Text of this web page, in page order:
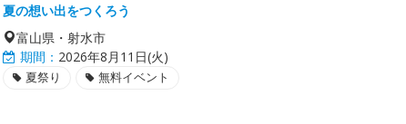
夏の想い出をつくろう
富山県・射水市
期間： 2026年8月11日(火)
夏祭り 無料イベント